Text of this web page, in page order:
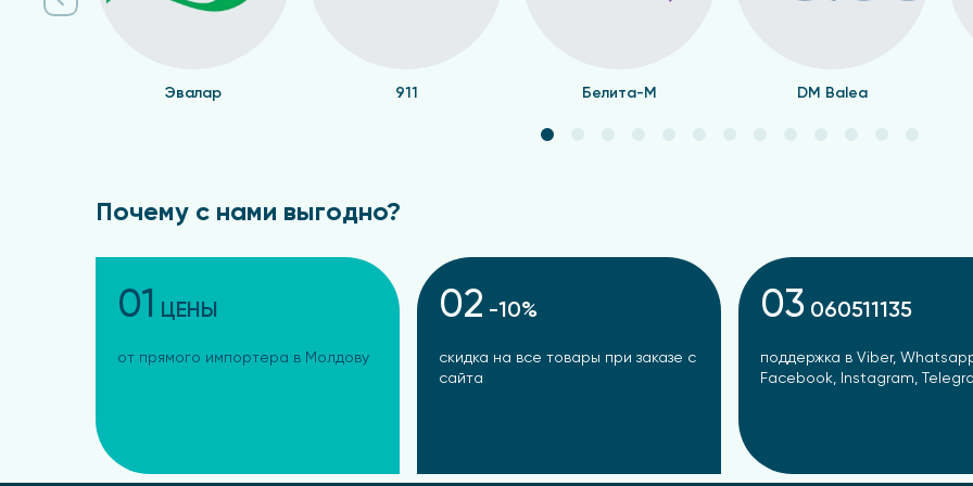
Эвалар 911 Белита-М DM Balea
Почему с нами выгодно?
01 ЦЕНЫ
от прямого импортера в Молдову
02 -10%
скидка на все товары при заказе с
сайта
03 060511135
поддержка в Viber,
Facebook, Instagram,